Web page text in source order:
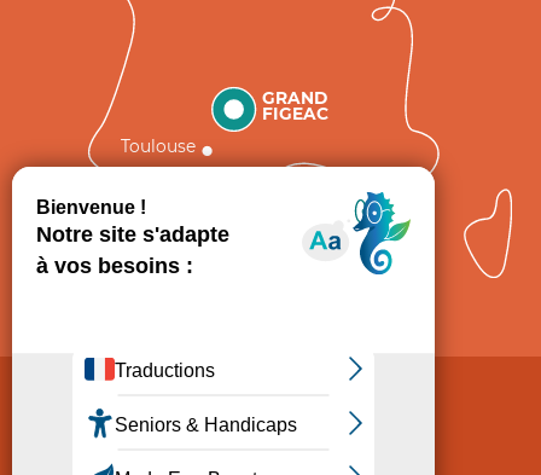
GRAND
FIGEAC
Toulouse
Politique de Protection des données